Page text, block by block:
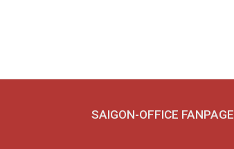
SAIGON-OFFICE FANPAGE